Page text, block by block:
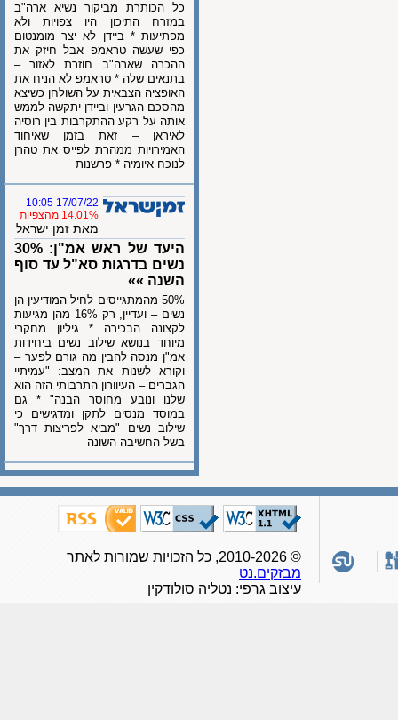
כל הכותרת מביקור נשיא ארה"ב
במזרח התיכון היו צפויות ולא
מפתיעות * ביידן לא יצר מומנטום
כפי שעשה טראמפ אבל חיזק את
ההכרה שארה"ב חוזרת לאזור –
בתנאים שלה * טראמפ לא הניח את
האופציה הצבאית על השולחן כשיצא
מהסכם הגרעין וביידן יתקשה לממש
אותה על רקע ההתקרבות בין רוסיה
לאיראן – זאת בזמן שאיחוד
האמירויות ממהרת לפייס את טהרן
לנוכח איומיה * פרשנות
17/07/22 10:05
14.01% מהצפיות
מאת זמן ישראל
היעד של ראש אמ"ן: 30%
נשים בדרגות סא"ל עד סוף
השנה »»
50% מהמתגייסים לחיל המודיעין הן
נשים – ועדיין, רק 16% מהן מגיעות
לקצונה הבכירה * גיליון מחקרי
מיוחד בנושא שילוב נשים ביחידות
אמ"ן מנסה להבין מה גורם לפער –
וקורא לשנות את המצב: "עמיתיי
הגברים – העיוורון התרבותי הזה הוא
שלנו ונובע מחוסר הבנה" * גם
במוסד מנסים לתקן ומדגישים כי
שילוב נשים "מביא לפריצות דרך"
בשל החשיבה השונה
מבזקים.נט
עיצוב גרפי: נטליה סולודקין